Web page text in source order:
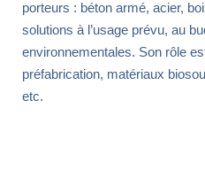
porteurs : béton armé, acier,
solutions à l’usage prévu, au
environnementales. Son rôle
préfabrication, matériaux
etc.